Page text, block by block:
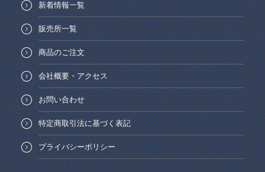
新着情報一覧
販売所一覧
商品のご注文
会社概要・アクセス
お問い合わせ
特定商取引法に基づく表記
プライバシーポリシー